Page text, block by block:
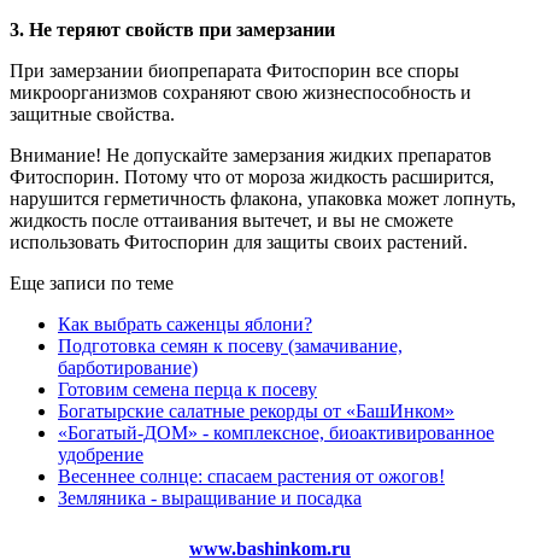
3. Не теряют свойств при замерзании
При замерзании биопрепарата Фитоспорин все споры
микроорганизмов сохраняют свою жизнеспособность и
защитные свойства.
Внимание! Не допускайте замерзания жидких препаратов
Фитоспорин. Потому что от мороза жидкость расширится,
нарушится герметичность флакона, упаковка может лопнуть,
жидкость после оттаивания вытечет, и вы не сможете
использовать Фитоспорин для защиты своих растений.
Еще записи по теме
Как выбрать саженцы яблони?
Подготовка семян к посеву (замачивание,
барботирование)
Готовим семена перца к посеву
Богатырские салатные рекорды от «БашИнком»
«Богатый-ДОМ» - комплексное, биоактивированное
удобрение
Весеннее солнце: спасаем растения от ожогов!
Земляника - выращивание и посадка
www.bashinkom.ru